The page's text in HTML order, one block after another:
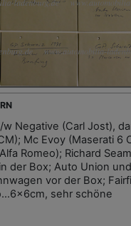
Negative (Carl Jost),
Mc Evoy (Maserati 6
Romeo); Richard
der Box; Auto Union und
vor der Box;
sehr schöne